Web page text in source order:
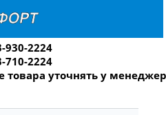
930-2224
710-2224
уточнять у